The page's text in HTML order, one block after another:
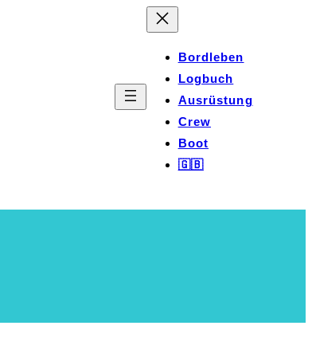
Bordleben
Logbuch
Ausrüstung
Crew
Boot
🇬🇧